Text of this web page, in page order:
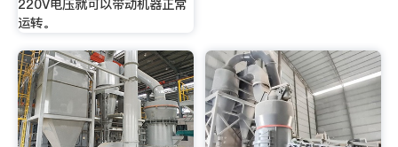
220V电压就可以带动机器正常
运转。